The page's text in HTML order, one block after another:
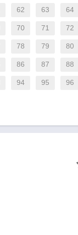
62 63 64
70 71 72
78 79 80
86 87 88
94 95 96